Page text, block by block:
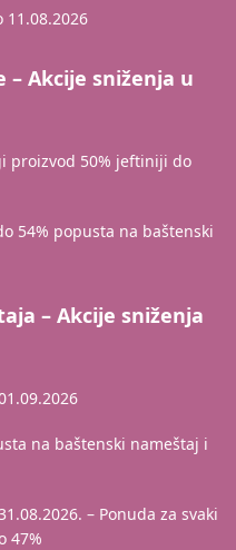
11.08.2026
Akcije sniženja u
proizvod 50% jeftiniji do
54% popusta na baštenski
– Akcije sniženja
na baštenski nameštaj i
– Ponuda za svaki
47%